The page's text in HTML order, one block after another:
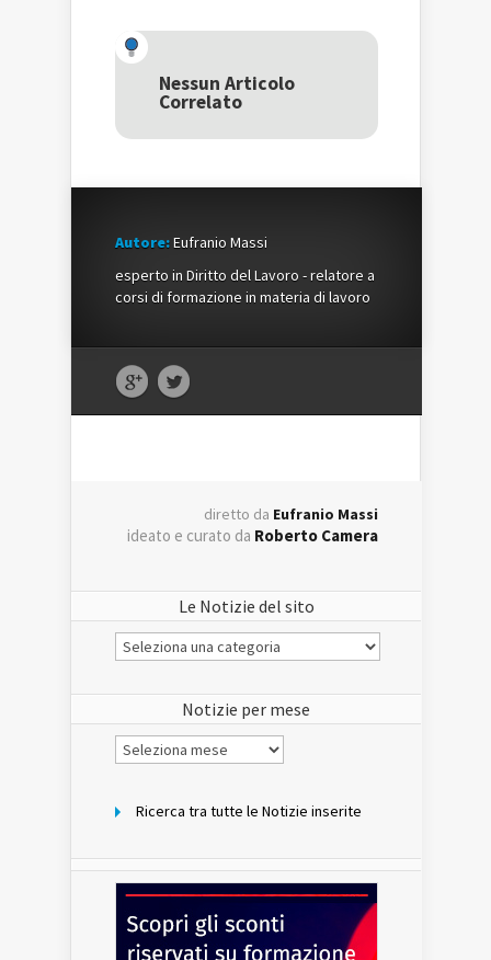
una
nuova
finestra)
nuova
finestra)
una
nuova
Nessun Articolo
Correlato
Autore:Eufranio Massi
esperto in Diritto del Lavoro - relatore a
corsi di formazione in materia di lavoro
diretto da Eufranio Massi
ideato e curato da Roberto Camera
Le Notizie del sito
Le
Notizie
Notizie per mese
Notizie
per
Ricerca tra tutte le Notizie inserite